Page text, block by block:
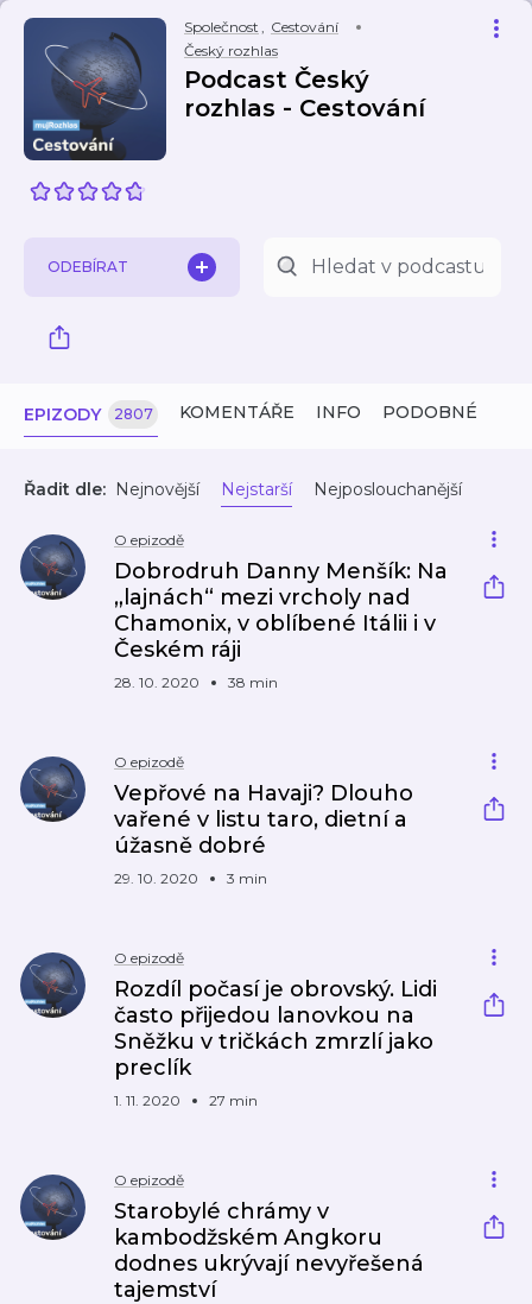
Společnost , Cestování
Český rozhlas
Podcast Český
rozhlas - Cestování
ODEBÍRAT
EPIZODY 2807 KOMENTÁŘE INFO PODOBNÉ
Řadit dle: Nejnovější Nejstarší Nejposlouchanější
O epizodě
Dobrodruh Danny Menšík: Na
„lajnách“ mezi vrcholy nad
Chamonix, v oblíbené Itálii i v
Českém ráji
28. 10. 2020 38 min
O epizodě
Vepřové na Havaji? Dlouho
vařené v listu taro, dietní a
úžasně dobré
29. 10. 2020 3 min
O epizodě
Rozdíl počasí je obrovský. Lidi
často přijedou lanovkou na
Sněžku v tričkách zmrzlí jako
preclík
1. 11. 2020 27 min
O epizodě
Starobylé chrámy v
kambodžském Angkoru
dodnes ukrývají nevyřešená
tajemství